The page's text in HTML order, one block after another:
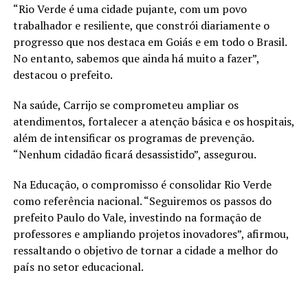
“Rio Verde é uma cidade pujante, com um povo
trabalhador e resiliente, que constrói diariamente o
progresso que nos destaca em Goiás e em todo o Brasil.
No entanto, sabemos que ainda há muito a fazer”,
destacou o prefeito.
Na saúde, Carrijo se comprometeu ampliar os
atendimentos, fortalecer a atenção básica e os hospitais,
além de intensificar os programas de prevenção.
“Nenhum cidadão ficará desassistido”, assegurou.
Na Educação, o compromisso é consolidar Rio Verde
como referência nacional. “Seguiremos os passos do
prefeito Paulo do Vale, investindo na formação de
professores e ampliando projetos inovadores”, afirmou,
ressaltando o objetivo de tornar a cidade a melhor do
país no setor educacional.